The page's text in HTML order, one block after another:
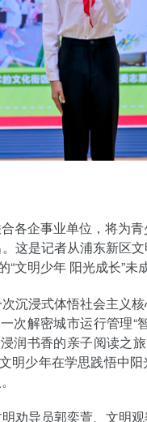
各企事业单位，将为青
这是记者从浦东新区
“文明少年 阳光成长”未
沉浸式体悟社会主义
次解密城市运行管理“
润书香的亲子阅读之
明少年在学思践悟中
劝导员郭奕萱、文明